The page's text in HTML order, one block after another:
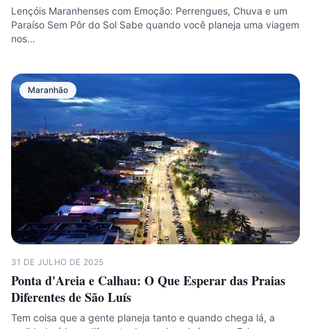
Lençóis Maranhenses com Emoção: Perrengues, Chuva e um
Paraíso Sem Pôr do Sol Sabe quando você planeja uma viagem
nos…
Maranhão
31 DE JULHO DE 2025
Ponta d'Areia e Calhau: O Que Esperar das Praias
Diferentes de São Luís
Tem coisa que a gente planeja tanto e quando chega lá, a